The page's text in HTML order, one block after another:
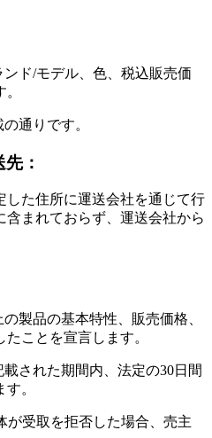
ド/モデル、色、税込販売価
通りです。
：
した住所に運送会社を通じて行
まれておらず、運送会社から
製品の基本特性、販売価格、
ことを宣言します。
された期間内、法定の30日間
。
が受取を拒否した場合、売主